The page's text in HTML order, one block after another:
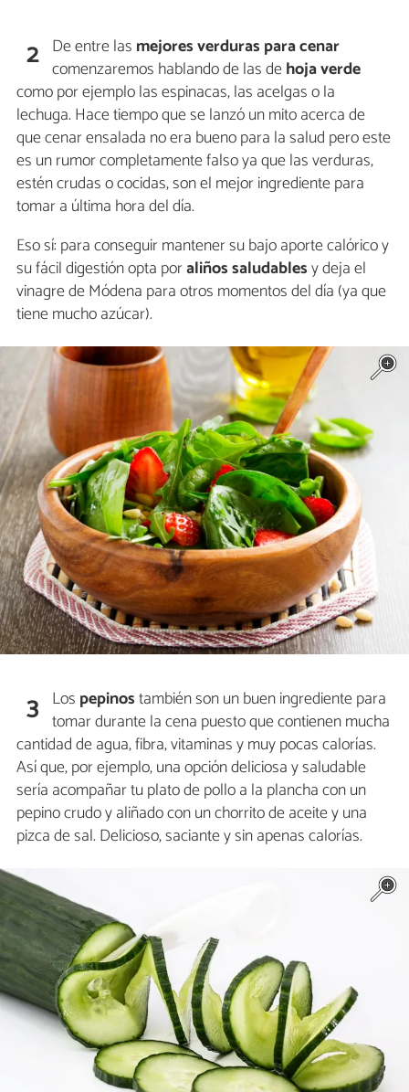
2 De entre las mejores verduras para cenar
comenzaremos hablando de las dehoja verde
como por ejemplo las espinacas, las acelgas o la
lechuga. Hace tiempo que se lanzó un mito acerca de
que cenar ensalada no era bueno para la salud pero este
es un rumor completamente falso ya que las verduras,
estén crudas o cocidas, son el mejor ingrediente para
tomar a última hora del día.
Eso sí: para conseguir mantener su bajo aporte calórico y
su fácil digestión opta poraliños saludablesy deja el
vinagre de Módena para otros momentos del día (ya que
tiene mucho azúcar).
3 Los pepinostambién son un buen ingrediente para
tomar durante la cena puesto que contienen mucha
cantidad de agua, fibra, vitaminas y muy pocas calorías.
Así que, por ejemplo, una opción deliciosa y saludable
sería acompañar tu plato de pollo a la plancha con un
pepino crudo y aliñado con un chorrito de aceite y una
pizca de sal. Delicioso, saciante y sin apenas calorías.